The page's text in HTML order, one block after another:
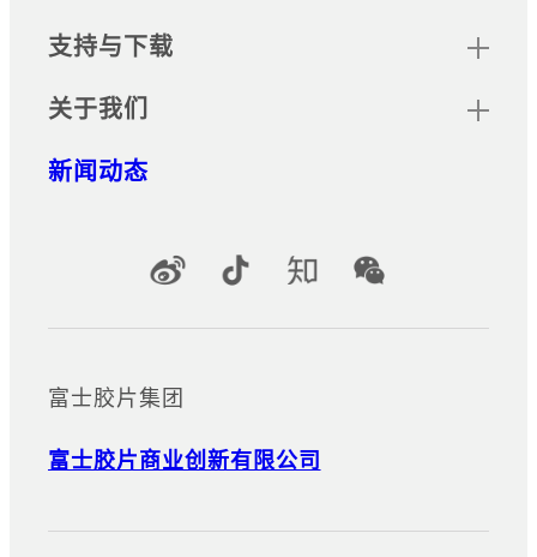
支持与下载
关于我们
新闻动态
官方社交媒体账号
富士胶片集团
富士胶片商业创新有限公司